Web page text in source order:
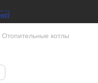
Отопительные котлы